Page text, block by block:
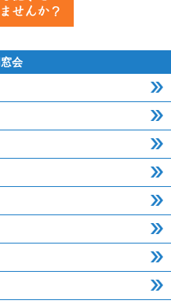
会